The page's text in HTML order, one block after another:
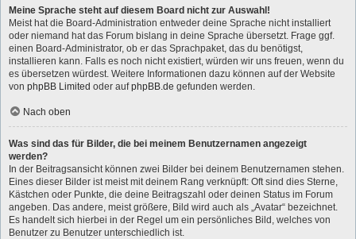
Meine Sprache steht auf diesem Board nicht zur Auswahl!
Meist hat die Board-Administration entweder deine Sprache nicht installiert
oder niemand hat das Forum bislang in deine Sprache übersetzt. Frage ggf.
einen Board-Administrator, ob er das Sprachpaket, das du benötigst,
installieren kann. Falls es noch nicht existiert, würden wir uns freuen, wenn du
es übersetzen würdest. Weitere Informationen dazu können auf der Website
von phpBB Limited oder aufphpBB.de gefunden werden.
Nach oben
Was sind das für Bilder, die bei meinem Benutzernamen angezeigt
werden?
In der Beitragsansicht können zwei Bilder bei deinem Benutzernamen stehen.
Eines dieser Bilder ist meist mit deinem Rang verknüpft: Oft sind dies Sterne,
Kästchen oder Punkte, die deine Beitragszahl oder deinen Status im Forum
angeben. Das andere, meist größere, Bild wird auch als „Avatar“ bezeichnet.
Es handelt sich hierbei in der Regel um ein persönliches Bild, welches von
Benutzer zu Benutzer unterschiedlich ist.